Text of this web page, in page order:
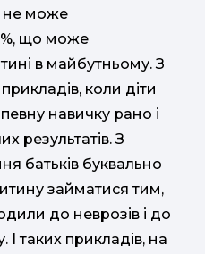
не може
що може
в майбутньому. З
коли діти
навичку рано і
результатів. З
батьків буквально
займатися тим,
до неврозів і до
І таких прикладів, на